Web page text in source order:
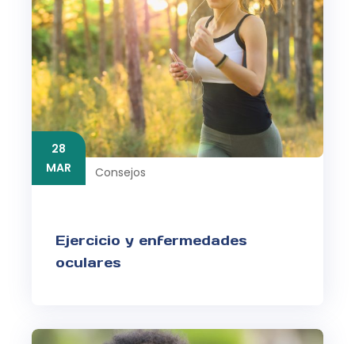
28
MAR
Consejos
Ejercicio y enfermedades
oculares